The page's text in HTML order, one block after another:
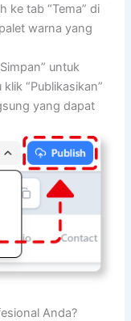
ke tab “Tema” di
warna yang
untuk
“Publikasikan”
yang dapat
Anda?